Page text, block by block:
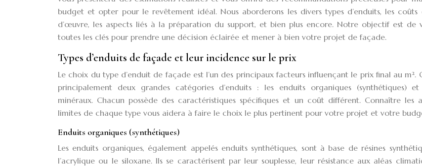
budget et opter pour le revêtement idéal. Nous aborderons les divers types d’enduits, les
d’œuvre, les aspects liés à la préparation du support, et bien plus encore. Notre objectif est de
toutes les clés pour prendre une décision éclairée et mener à bien votre projet de façade.
Types d’enduits de façade et leur incidence sur le prix
Le choix du type d’enduit de façade est l’un des principaux facteurs influençant le prix final au m².
principalement deux grandes catégories d’enduits : les enduits organiques (synthétiques)
minéraux. Chacun possède des caractéristiques spécifiques et un coût différent. Connaître les
limites de chaque type vous aidera à faire le choix le plus pertinent pour votre projet et votre
Enduits organiques (synthétiques)
Les enduits organiques, également appelés enduits synthétiques, sont à base de résines
l’acrylique ou le siloxane. Ils se caractérisent par leur souplesse, leur résistance aux aléas